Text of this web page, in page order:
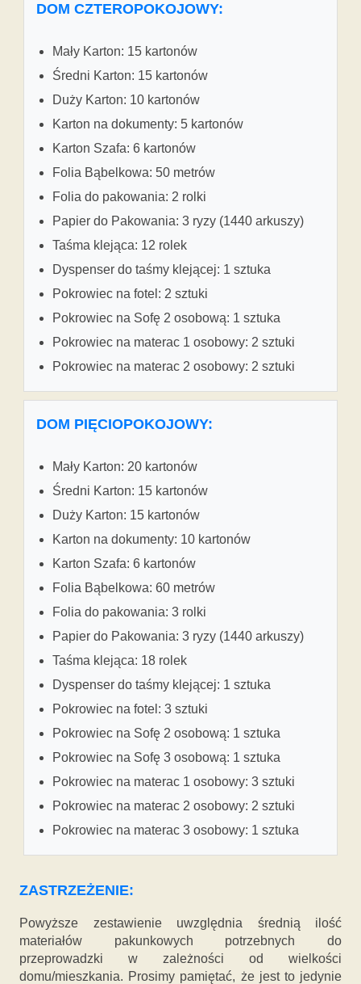
DOM CZTEROPOKOJOWY:
Mały Karton: 15 kartonów
Średni Karton: 15 kartonów
Duży Karton: 10 kartonów
Karton na dokumenty: 5 kartonów
Karton Szafa: 6 kartonów
Folia Bąbelkowa: 50 metrów
Folia do pakowania: 2 rolki
Papier do Pakowania: 3 ryzy (1440 arkuszy)
Taśma klejąca: 12 rolek
Dyspenser do taśmy klejącej: 1 sztuka
Pokrowiec na fotel: 2 sztuki
Pokrowiec na Sofę 2 osobową: 1 sztuka
Pokrowiec na materac 1 osobowy: 2 sztuki
Pokrowiec na materac 2 osobowy: 2 sztuki
DOM PIĘCIOPOKOJOWY:
Mały Karton: 20 kartonów
Średni Karton: 15 kartonów
Duży Karton: 15 kartonów
Karton na dokumenty: 10 kartonów
Karton Szafa: 6 kartonów
Folia Bąbelkowa: 60 metrów
Folia do pakowania: 3 rolki
Papier do Pakowania: 3 ryzy (1440 arkuszy)
Taśma klejąca: 18 rolek
Dyspenser do taśmy klejącej: 1 sztuka
Pokrowiec na fotel: 3 sztuki
Pokrowiec na Sofę 2 osobową: 1 sztuka
Pokrowiec na Sofę 3 osobową: 1 sztuka
Pokrowiec na materac 1 osobowy: 3 sztuki
Pokrowiec na materac 2 osobowy: 2 sztuki
Pokrowiec na materac 3 osobowy: 1 sztuka
ZASTRZEŻENIE:
Powyższe zestawienie uwzględnia średnią ilość
materiałów pakunkowych potrzebnych do
przeprowadzki w zależności od wielkości
domu/mieszkania. Prosimy pamiętać, że jest to jedynie